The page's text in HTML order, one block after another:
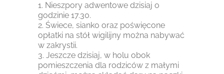
1. Nieszpory adwentowe dzisiaj o
godzinie 17.30.
2. Świece, sianko oraz poświęcone
opłatki na stół wigilijny można nabywać
w zakrystii.
3. Jeszcze dzisiaj, w holu obok
pomieszczenia dla rodziców z małymi